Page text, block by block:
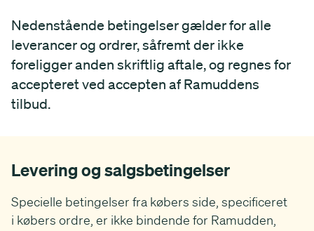
Nedenstående betingelser gælder for alle
leverancer og ordrer, såfremt der ikke
foreligger anden skriftlig aftale, og regnes for
accepteret ved accepten af Ramuddens
tilbud.
Levering og salgsbetingelser
Specielle betingelser fra købers side, specificeret
i købers ordre, er ikke bindende for Ramudden,